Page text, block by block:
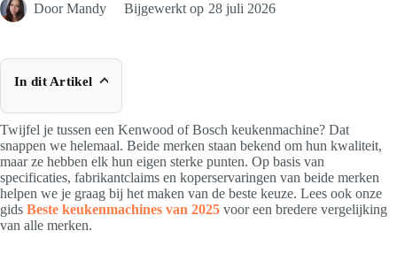
Door Mandy Bijgewerkt op 28 juli 2026
In dit Artikel
Twijfel je tussen een Kenwood of Bosch keukenmachine? Dat
snappen we helemaal. Beide merken staan bekend om hun kwaliteit,
maar ze hebben elk hun eigen sterke punten. Op basis van
specificaties, fabrikantclaims en koperservaringen van beide merken
helpen we je graag bij het maken van de beste keuze. Lees ook onze
gids Beste keukenmachines van 2025 voor een bredere vergelijking
van alle merken.